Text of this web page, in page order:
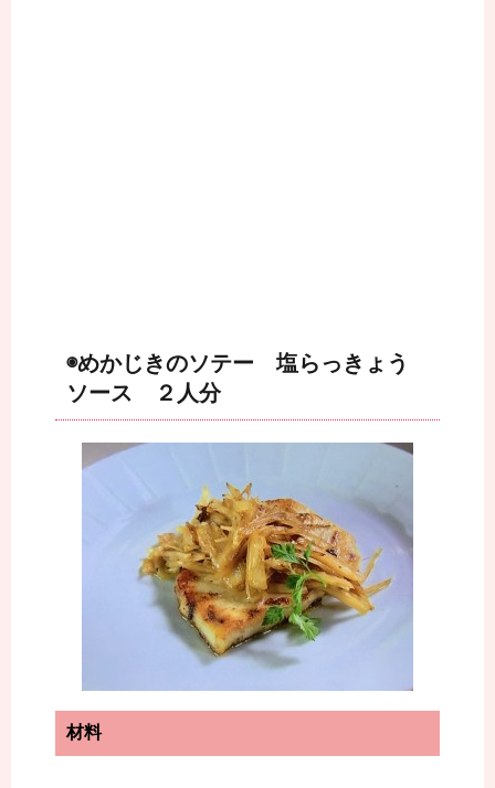
◉めかじきのソテー 塩らっきょう
ソース ２人分
材料